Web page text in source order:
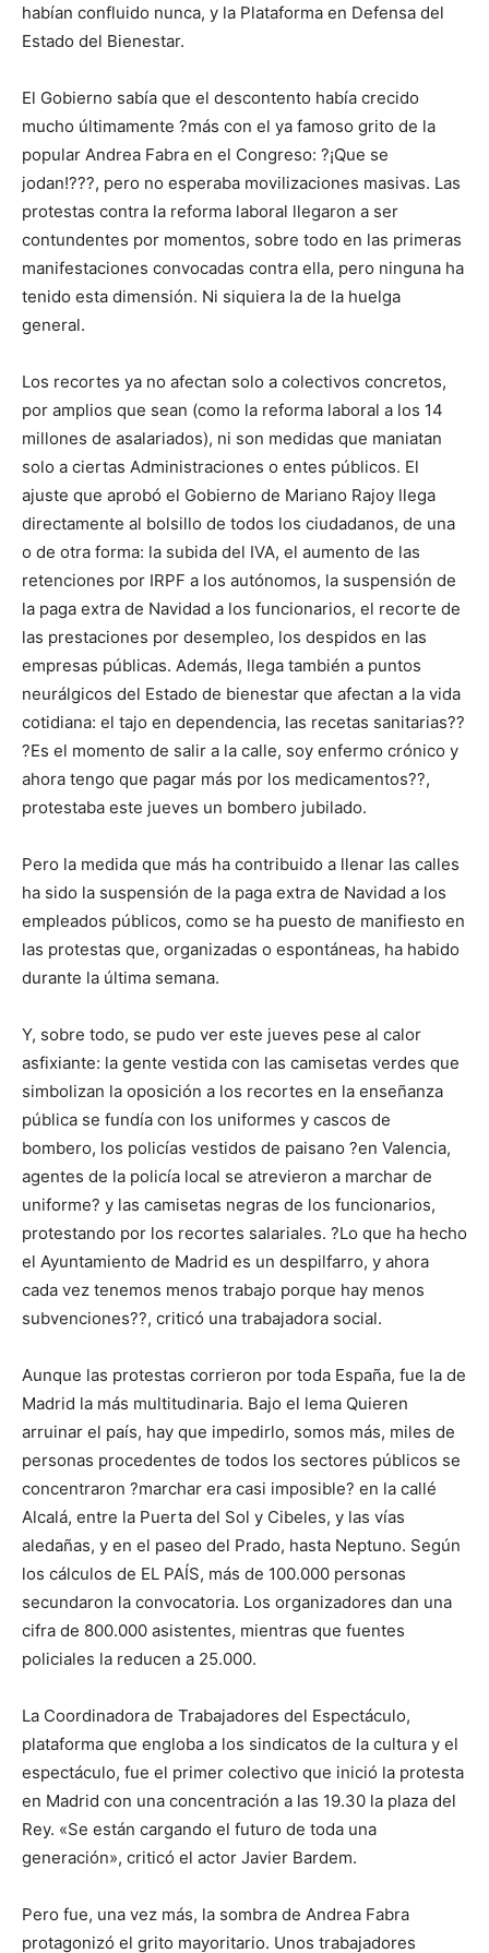
habían confluido nunca, y la Plataforma en Defensa del
Estado del Bienestar.
El Gobierno sabía que el descontento había crecido
mucho últimamente ?más con el ya famoso grito de la
popular Andrea Fabra en el Congreso: ?¡Que se
jodan!???, pero no esperaba movilizaciones masivas. Las
protestas contra la reforma laboral llegaron a ser
contundentes por momentos, sobre todo en las primeras
manifestaciones convocadas contra ella, pero ninguna ha
tenido esta dimensión. Ni siquiera la de la huelga
general.
Los recortes ya no afectan solo a colectivos concretos,
por amplios que sean (como la reforma laboral a los 14
millones de asalariados), ni son medidas que maniatan
solo a ciertas Administraciones o entes públicos. El
ajuste que aprobó el Gobierno de Mariano Rajoy llega
directamente al bolsillo de todos los ciudadanos, de una
o de otra forma: la subida del IVA, el aumento de las
retenciones por IRPF a los autónomos, la suspensión de
la paga extra de Navidad a los funcionarios, el recorte de
las prestaciones por desempleo, los despidos en las
empresas públicas. Además, llega también a puntos
neurálgicos del Estado de bienestar que afectan a la vida
cotidiana: el tajo en dependencia, las recetas sanitarias??
?Es el momento de salir a la calle, soy enfermo crónico y
ahora tengo que pagar más por los medicamentos??,
protestaba este jueves un bombero jubilado.
Pero la medida que más ha contribuido a llenar las calles
ha sido la suspensión de la paga extra de Navidad a los
empleados públicos, como se ha puesto de manifiesto en
las protestas que, organizadas o espontáneas, ha habido
durante la última semana.
Y, sobre todo, se pudo ver este jueves pese al calor
asfixiante: la gente vestida con las camisetas verdes que
simbolizan la oposición a los recortes en la enseñanza
pública se fundía con los uniformes y cascos de
bombero, los policías vestidos de paisano ?en Valencia,
agentes de la policía local se atrevieron a marchar de
uniforme? y las camisetas negras de los funcionarios,
protestando por los recortes salariales. ?Lo que ha hecho
el Ayuntamiento de Madrid es un despilfarro, y ahora
cada vez tenemos menos trabajo porque hay menos
subvenciones??, criticó una trabajadora social.
Aunque las protestas corrieron por toda España, fue la de
Madrid la más multitudinaria. Bajo el lema Quieren
arruinar el país, hay que impedirlo, somos más, miles de
personas procedentes de todos los sectores públicos se
concentraron ?marchar era casi imposible? en la callé
Alcalá, entre la Puerta del Sol y Cibeles, y las vías
aledañas, y en el paseo del Prado, hasta Neptuno. Según
los cálculos de EL PAÍS, más de 100.000 personas
secundaron la convocatoria. Los organizadores dan una
cifra de 800.000 asistentes, mientras que fuentes
policiales la reducen a 25.000.
La Coordinadora de Trabajadores del Espectáculo,
plataforma que engloba a los sindicatos de la cultura y el
espectáculo, fue el primer colectivo que inició la protesta
en Madrid con una concentración a las 19.30 la plaza del
Rey. «Se están cargando el futuro de toda una
generación», criticó el actor Javier Bardem.
Pero fue, una vez más, la sombra de Andrea Fabra
protagonizó el grito mayoritario. Unos trabajadores